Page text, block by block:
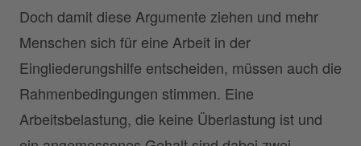
Doch damit diese Argumente ziehen und mehr
Menschen sich für eine Arbeit in der
Eingliederungshilfe entscheiden, müssen auch die
Rahmenbedingungen stimmen. Eine
Arbeitsbelastung, die keine Überlastung ist und